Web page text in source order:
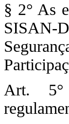
§ 2° As
SISAN-
Art. 5°